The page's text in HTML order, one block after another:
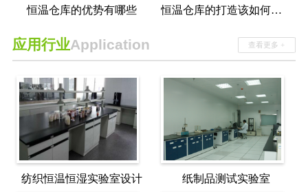
恒温仓库的优势有哪些 恒温仓库的打造该如何选择建造的厂家
应用行业Application 查看更多 +
纺织恒温恒湿实验室设计 纸制品测试实验室